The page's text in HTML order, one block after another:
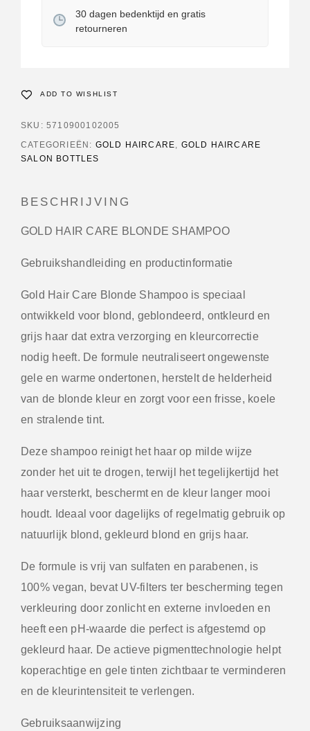
30 dagen bedenktijd en gratis
retourneren
ADD TO WISHLIST
SKU: 5710900102005
CATEGORIEËN: GOLD HAIRCARE, GOLD HAIRCARE
SALON BOTTLES
BESCHRIJVING
GOLD HAIR CARE BLONDE SHAMPOO
Gebruikshandleiding en productinformatie
Gold Hair Care Blonde Shampoo is speciaal
ontwikkeld voor blond, geblondeerd, ontkleurd en
grijs haar dat extra verzorging en kleurcorrectie
nodig heeft. De formule neutraliseert ongewenste
gele en warme ondertonen, herstelt de helderheid
van de blonde kleur en zorgt voor een frisse, koele
en stralende tint.
Deze shampoo reinigt het haar op milde wijze
zonder het uit te drogen, terwijl het tegelijkertijd het
haar versterkt, beschermt en de kleur langer mooi
houdt. Ideaal voor dagelijks of regelmatig gebruik op
natuurlijk blond, gekleurd blond en grijs haar.
De formule is vrij van sulfaten en parabenen, is
100% vegan, bevat UV-filters ter bescherming tegen
verkleuring door zonlicht en externe invloeden en
heeft een pH-waarde die perfect is afgestemd op
gekleurd haar. De actieve pigmenttechnologie helpt
koperachtige en gele tinten zichtbaar te verminderen
en de kleurintensiteit te verlengen.
Gebruiksaanwijzing